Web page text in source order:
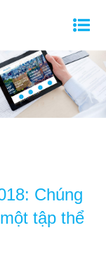
Chúng
tập thể